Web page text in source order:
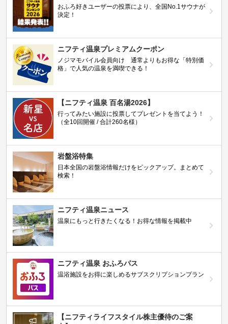
おふろ好きユーザーの投票により、全国No.1サウナが
決定！
ニフティ温泉プレミアムクーポン
ノジマモバイル会員向け 通常よりもお得な「特別価
格」で人気の温泉を満喫できる！
【ニフティ温泉 百名湯2026】
行ってみたい施設に投票してプレゼントを当てよう！
（全10回開催 / 合計260名様）
岩盤浴特集
日本全国の岩盤浴情報だけをピックアップ。まとめて
検索！
ニフティ温泉ニュース
温泉にもっと行きたくなる！お得な情報を掲載中
ニフティ温泉 おふろパス
温浴施設をお得に楽しめるサブスクリプションプラン
【ニフティライフスタイル株主優待のご案